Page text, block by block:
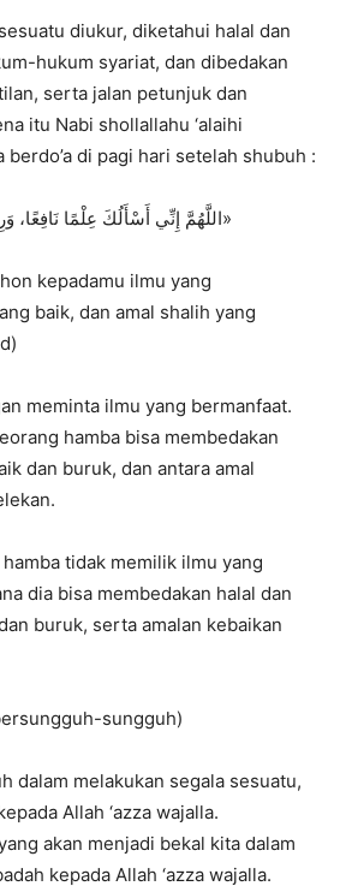
diukur, diketahui halal dan
hukum syariat, dan dibedakan
serta jalan petunjuk dan
itu Nabi shollallahu ‘alaihi
berdo’a di pagi hari setelah shubuh :
«اللَّهُمَّ إِنِّي أَسْأَلُكَ عِلْمًا نَافِعًا، وَرِزْقًا طَيِّبًا، وَعَمَلًا صَالِحًا»
kepadamu ilmu yang
baik, dan amal shalih yang
meminta ilmu yang bermanfaat.
hamba bisa membedakan
dan buruk, dan antara amal
tidak memilik ilmu yang
dia bisa membedakan halal dan
buruk, serta amalan kebaikan
sungguh)
dalam melakukan segala sesuatu,
Allah ‘azza wajalla.
akan menjadi bekal kita dalam
kepada Allah ‘azza wajalla.